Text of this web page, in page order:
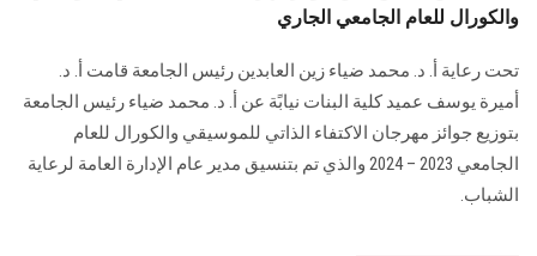
والكورال للعام الجامعي الجاري
تحت رعاية أ. د. محمد ضياء زين العابدين رئيس الجامعة قامت أ. د.
أميرة يوسف عميد كلية البنات ‏نيابًة عن أ. د. محمد ضياء رئيس الجامعة
بتوزيع جوائز مهرجان الاكتفاء الذاتي للموسيقي ‏والكورال للعام
الجامعي 2023 – 2024 والذي تم بتنسيق مدير عام الإدارة ‏العامة لرعاية
الشباب.‏